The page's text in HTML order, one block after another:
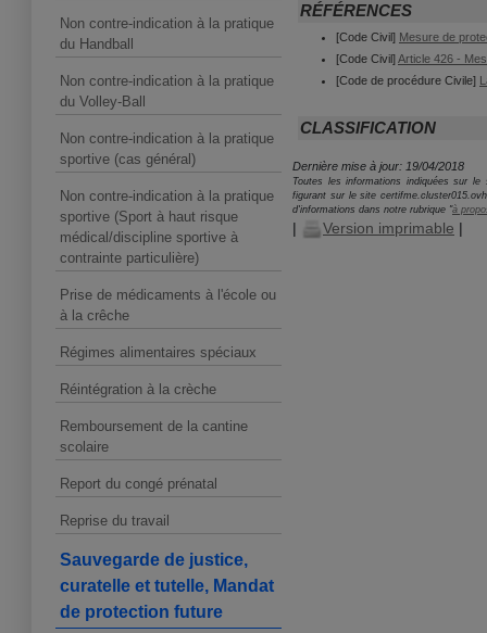
Non contre-indication à la pratique
du Handball
Non contre-indication à la pratique
du Volley-Ball
Non contre-indication à la pratique
sportive (cas général)
Non contre-indication à la pratique
sportive (Sport à haut risque
médical/discipline sportive à
contrainte particulière)
Prise de médicaments à l'école ou
à la crêche
Régimes alimentaires spéciaux
Réintégration à la crèche
Remboursement de la cantine
scolaire
Report du congé prénatal
Reprise du travail
Sauvegarde de justice,
curatelle et tutelle, Mandat
de protection future
RÉFÉRENCES
[Code Civil] Mesure de
[Code Civil]Article 426 -
[Code de procédure Civile]
CLASSIFICATION
Dernière mise à jour: 19/04/2018
Toutes les informations indiquées sur
figurant sur le site
d'informations dans notre rubrique "à
| Version imprimable |